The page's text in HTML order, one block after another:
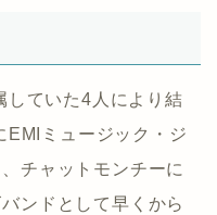
していた4人により結
EMIミュージック・ジ
チャットモンチーに
ンドとして早くから